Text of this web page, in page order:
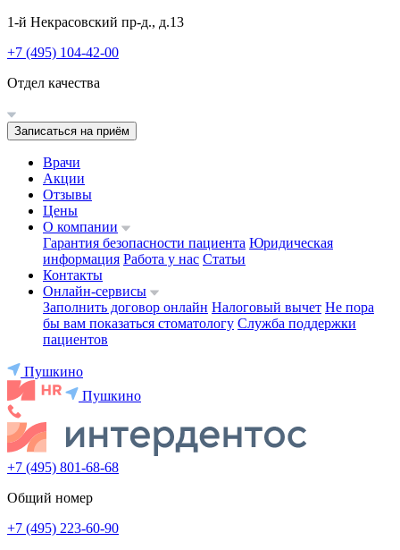
1-й Некрасовский пр-д., д.13
+7 (495) 104-42-00
Отдел качества
Записаться на приём
Врачи
Акции
Отзывы
Цены
О компании
Гарантия безопасности пациента Юридическая
информация Работа у нас Статьи
Контакты
Онлайн-сервисы
Заполнить договор онлайн Налоговый вычет Не пора
бы вам показаться стоматологу Служба поддержки
пациентов
Пушкино
Пушкино
+7 (495) 801-68-68
Общий номер
+7 (495) 223-60-90